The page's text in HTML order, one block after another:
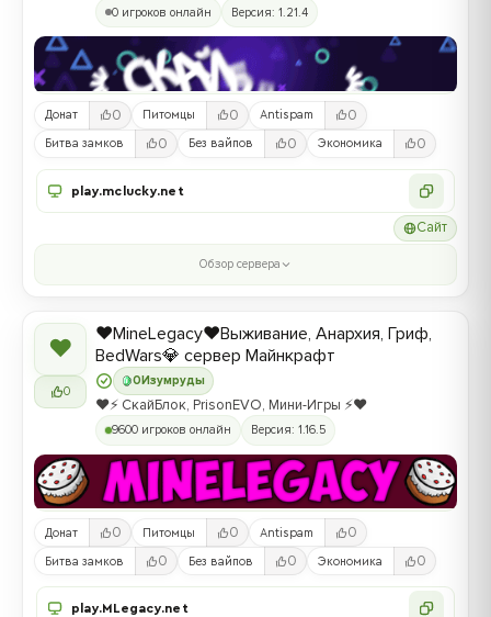
0 игроков онлайн Версия: 1.21.4
Донат 0 Питомцы 0 Antispam 0
Битва замков 0 Без вайпов 0 Экономика 0
play.mclucky.net
Сайт
Обзор сервера
❤
0
0 Изумруды
❤️MineLegacy❤️Выживание, Анархия, Гриф,
BedWars💎 сервер Майнкрафт
❤️⚡️ СкайБлок, PrisonEVO, Мини-Игры ⚡️❤️
9600 игроков онлайн Версия: 1.16.5
Донат 0 Питомцы 0 Antispam 0
Битва замков 0 Без вайпов 0 Экономика 0
play.MLegacy.net